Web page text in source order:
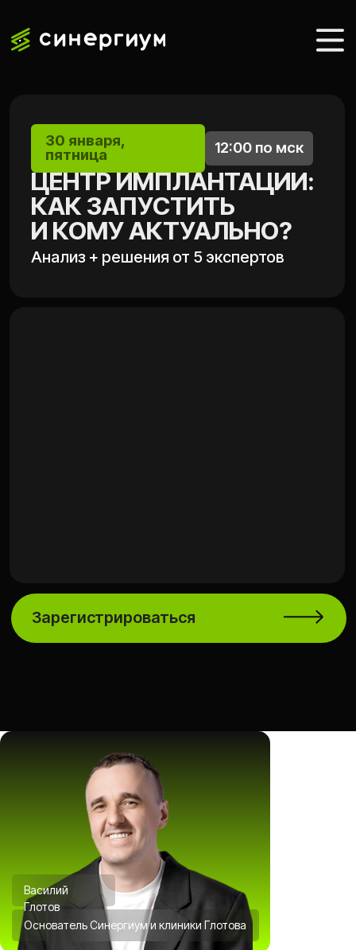
пятница
Анализ + решения от 5 экспертов
ЦЕНТР ИМПЛАНТАЦИИ:
КАК ЗАПУСТИТЬ
И КОМУ АКТУАЛЬНО?
Основатель Синергиум и клиники Глотова
Василий
Глотов